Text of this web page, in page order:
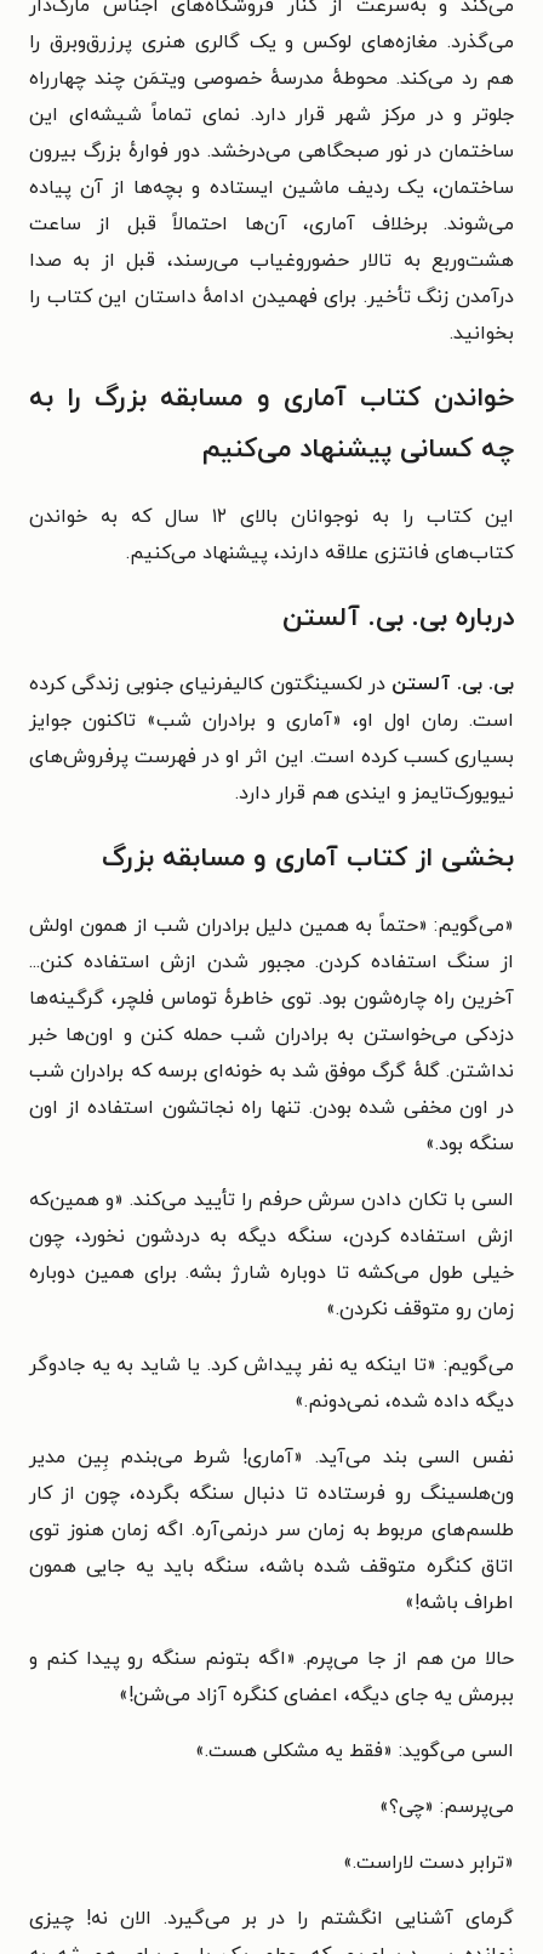
می‌کند و به‌سرعت از کنار فروشگاه‌های اجناس مارک‌دار
می‌گذرد. مغازه‌های لوکس و یک گالری هنری پرزرق‌وبرق را
هم رد می‌کند. محوطهٔ مدرسهٔ خصوصی ویتمَن چند چهارراه
جلوتر و در مرکز شهر قرار دارد. نمای تماماً شیشه‌ای این
ساختمان در نور صبحگاهی می‌درخشد. دور فوارهٔ بزرگ بیرون
ساختمان، یک ردیف ماشین ایستاده و بچه‌ها از آن پیاده
می‌شوند. برخلاف آماری، آن‌ها احتمالاً قبل از ساعت
هشت‌وربع به تالار حضوروغیاب می‌رسند، قبل از به صدا
درآمدن زنگ تأخیر. برای فهمیدن ادامهٔ داستان این کتاب را
بخوانید.
خواندن کتاب آماری و مسابقه بزرگ را به
چه کسانی پیشنهاد می‌کنیم
این کتاب را به نوجوانان بالای ۱۲ سال که به خواندن
کتاب‌های فانتزی علاقه دارند، پیشنهاد می‌کنیم.
درباره بی. بی. آلستن
بی. بی. آلستن در لکسینگتون کالیفرنیای جنوبی زندگی کرده
است. رمان اول او، «آماری و برادران شب» تاکنون جوایز
بسیاری کسب کرده است. این اثر او در فهرست پرفروش‌های
نیویورک‌تایمز و ایندی هم قرار دارد.
بخشی از کتاب آماری و مسابقه بزرگ
«می‌گویم: «حتماً به همین دلیل برادران شب از همون اولش
از سنگ استفاده کردن. مجبور شدن ازش استفاده کنن...
آخرین راه چاره‌شون بود. توی خاطرهٔ توماس فلچر، گرگینه‌ها
دزدکی می‌خواستن به برادران شب حمله کنن و اون‌ها خبر
نداشتن. گلهٔ گرگ موفق شد به خونه‌ای برسه که برادران شب
در اون مخفی شده بودن. تنها راه نجاتشون استفاده از اون
سنگه بود.»
السی با تکان دادن سرش حرفم را تأیید می‌کند. «و همین‌که
ازش استفاده کردن، سنگه دیگه به دردشون نخورد، چون
خیلی طول می‌کشه تا دوباره شارژ بشه. برای همین دوباره
زمان رو متوقف نکردن.»
می‌گویم: «تا اینکه یه نفر پیداش کرد. یا شاید به یه جادوگر
دیگه داده شده، نمی‌دونم.»
نفس السی بند می‌آید. «آماری! شرط می‌بندم بِین مدیر
ون‌هلسینگ رو فرستاده تا دنبال سنگه بگرده، چون از کار
طلسم‌های مربوط به زمان سر درنمی‌آره. اگه زمان هنوز توی
اتاق کنگره متوقف شده باشه، سنگه باید یه جایی همون
اطراف باشه!»
حالا من هم از جا می‌پرم. «اگه بتونم سنگه رو پیدا کنم و
ببرمش یه جای دیگه، اعضای کنگره آزاد می‌شن!»
السی می‌گوید: «فقط یه مشکلی هست.»
می‌پرسم: «چی؟»
«ترابر دست لاراست.»
گرمای آشنایی انگشتم را در بر می‌گیرد. الان نه! چیزی